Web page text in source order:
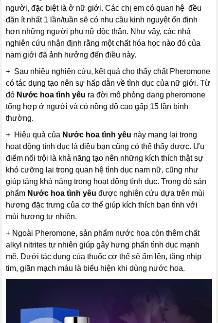
người, đặc biệt là ở nữ giới. Các chị em có quan hệ đều
đặn ít nhất 1 lần/tuần sẽ có nhu cầu kinh nguyệt ổn định
hơn những người phụ nữ độc thân. Như vậy, các nhà
nghiên cứu nhận định rằng một chất hóa học nào đó của
nam giới đã ảnh hưởng đến điều này.
+ Sau nhiều nghiên cứu, kết quả cho thấy chất Pheromone
có tác dụng tạo nên sự hấp dẫn về tình dục của nữ giới. Từ
đó Nước hoa tình yêu ra đời mô phỏng dạng pheromone
tổng hợp ở người và có nồng độ cao gấp 15 lần bình
thường.
+ Hiệu quả của Nước hoa tình yêu này mang lại trong
hoạt động tình dục là điều bạn cũng có thể thấy được. Ưu
điểm nổi trội là khả năng tạo nên những kích thích thật sự
khó cưỡng lại trong quan hệ tình dục nam nữ, cũng như
giúp tăng khả năng trong hoạt động tình dục. Trong đó sản
phẩm Nước hoa tình yêu được nghiên cứu dựa trên mùi
hương đặc trưng của cơ thể giúp kích thích bạn tình với
mùi hương tự nhiên.
+ Ngoài Pheromone, sản phẩm nước hoa còn thêm chất
alkyl nitrites tự nhiên giúp gây hưng phấn tình dục mạnh
mẽ. Dưới tác dụng của thuốc cơ thể sẽ ấm lên, tăng nhịp
tim, giãn mạch máu là biểu hiện khi dùng nước hoa.